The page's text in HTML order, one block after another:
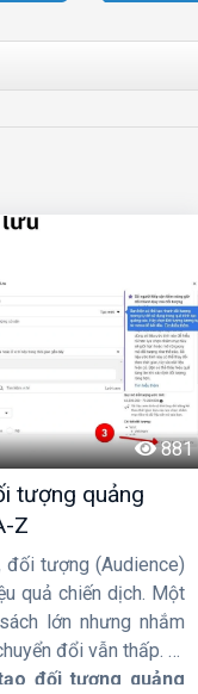
881
tượng quảng
Z
đối tượng (Audience)
quả chiến dịch. Một
lớn nhưng nhắm
đổi vẫn thấp. Vì
đối tượng quảng